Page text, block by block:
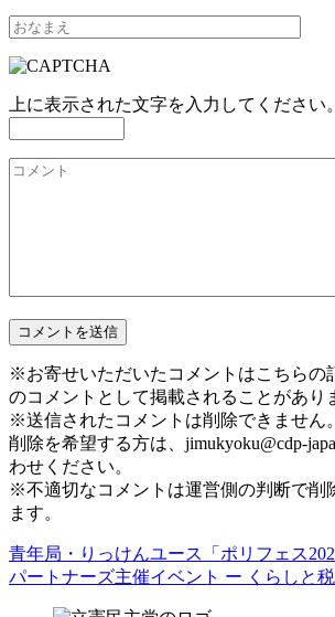
上に表示された文字を入力してください。
※お寄せいただいたコメントはこちらの
のコメントとして掲載されることがあり
※送信されたコメントは削除できません。
削除を希望する方は、jimukyoku@cdp-
わせください。
※不適切なコメントは運営側の判断で削
ます。
青年局・りっけんユース「ポリフェス
パートナーズ主催イベント ー くらしと